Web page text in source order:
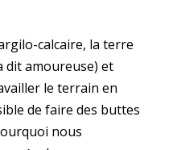
calcaire, la terre
dit amoureuse) et
le terrain en
de faire des buttes
nous